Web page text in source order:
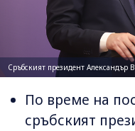
Сръбският президент
По време на
сръбският